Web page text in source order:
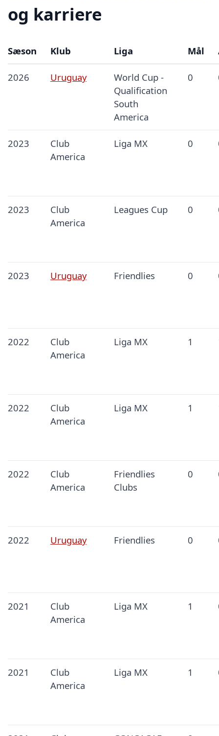
og karriere
Sæson Klub Liga Mål
2026 Uruguay
World Cup -
Qualification
South
America
0
2023
Club
America
Liga MX 0
2023
Club
America
Leagues Cup 0
2023 Uruguay Friendlies 0
2022
Club
America
Liga MX 1
2022
Club
America
Liga MX 1
2022
Club
America
Friendlies
Clubs
0
2022 Uruguay Friendlies 0
2021
Club
America
Liga MX 1
2021
Club
America
Liga MX 1